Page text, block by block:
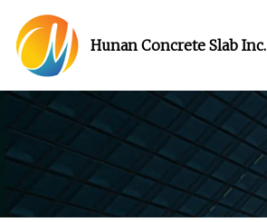
Hunan Concrete Slab Inc.